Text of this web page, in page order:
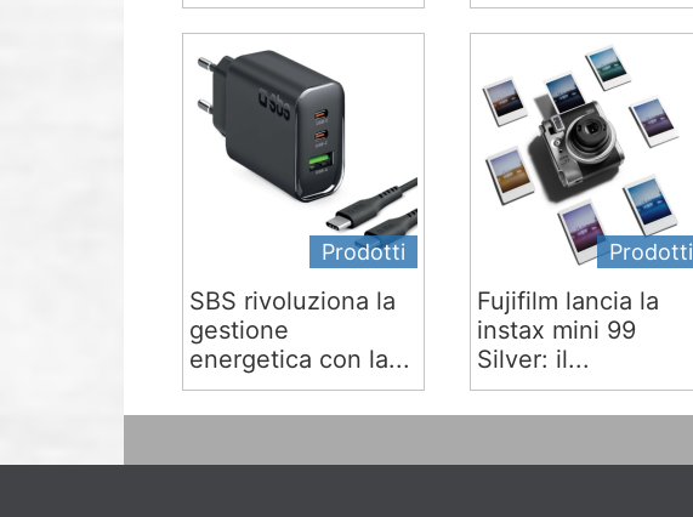
Prodotti
SBS rivoluziona la
gestione
energetica con la...
Prodotti
Fujifilm lancia la
instax mini 99
Silver: il...